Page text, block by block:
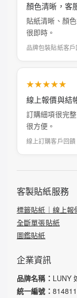
顏色清晰，客
貼紙清晰、顏
很即時。
品牌包裝貼紙客戶
★★★★★
線上報價與結
訂購細項很完
很方便。
線上訂購客戶回饋
客製貼紙服務
標籤貼紙｜線上報
全斷單張貼紙
圖鑑貼紙
企業資訊
品牌名稱： LUNY
統一編號：